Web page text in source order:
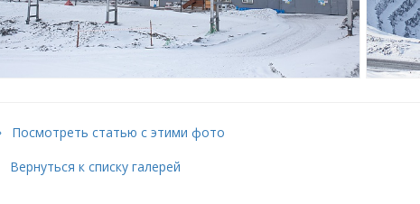
Посмотреть статью с этими фото
Вернуться к списку галерей